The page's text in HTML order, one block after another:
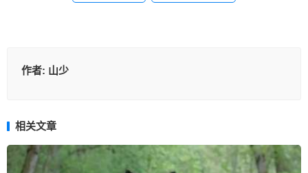
作者: 山少
相关文章